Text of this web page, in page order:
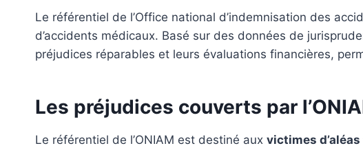
Le référentiel de l’Office national d’indemnisation des
d’accidents médicaux. Basé sur des données de
préjudices réparables et leurs évaluations financières,
Les préjudices couverts par
Le référentiel de l’ONIAM est destiné aux victimes